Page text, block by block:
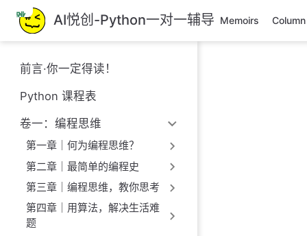
跳
至
主
要
內
AI悦创-Python一对一辅导 Memoirs Column
前言·你一定得读！
Python 课程表
卷一：编程思维
第一章｜何为编程思维？
第二章｜最简单的编程史
第三章｜编程思维，教你思考
第四章｜用算法，解决生活难
题